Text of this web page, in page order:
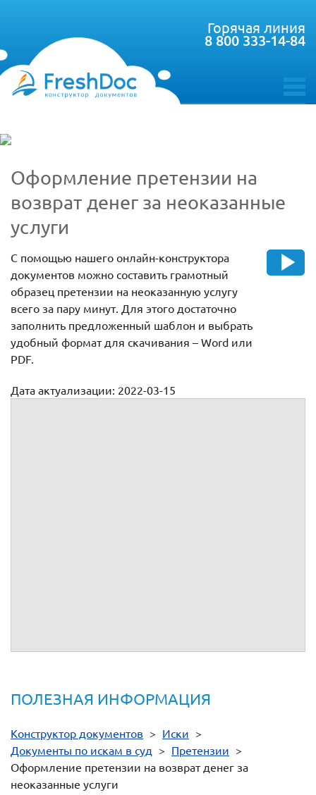
toggle
Горячая линия
8 800 333-14-84
Оформление претензии на
возврат денег за неоказанные
услуги
С помощью нашего онлайн-конструктора
документов можно составить грамотный
образец претензии на неоказанную услугу
всего за пару минут. Для этого достаточно
заполнить предложенный шаблон и выбрать
удобный формат для скачивания – Word или
PDF.
Дата актуализации: 2022-03-15
ПОЛЕЗНАЯ ИНФОРМАЦИЯ
Конструктор документов > Иски >
Документы по искам в суд > Претензии >
Оформление претензии на возврат денег за
неоказанные услуги